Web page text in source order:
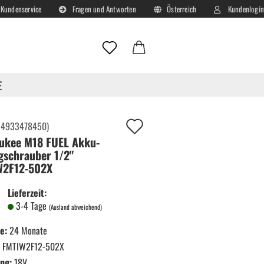
Kundenservice Fragen und Antworten Österreich Kundenlogin
Passwort vergessen?
502X
4933478450)
M18 FUEL Akku-
1/2"
502X
Lieferzeit:
3-4 Tage (Ausland abweichend)
24 Monate
FMTIW2F12-502X